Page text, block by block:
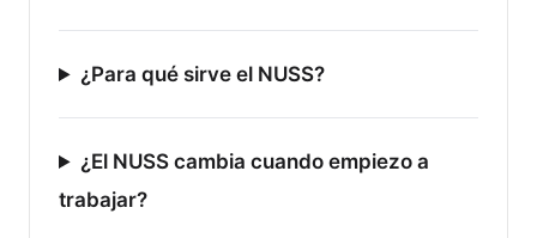
¿Para qué sirve el NUSS?
¿El NUSS cambia cuando empiezo a
trabajar?